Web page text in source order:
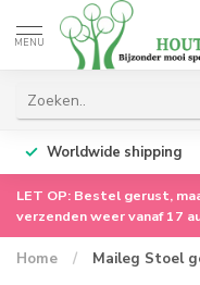
MENU
Worldwide shipping
LET OP: Bestel gerust,
verzenden weer vanaf 17
Home / Maileg Stoel